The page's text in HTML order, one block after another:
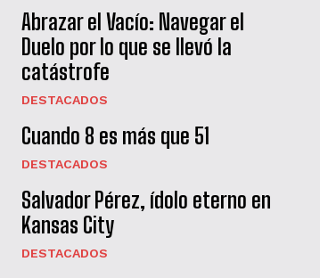
Abrazar el Vacío: Navegar el
Duelo por lo que se llevó la
catástrofe
DESTACADOS
Cuando 8 es más que 51
DESTACADOS
Salvador Pérez, ídolo eterno en
Kansas City
DESTACADOS